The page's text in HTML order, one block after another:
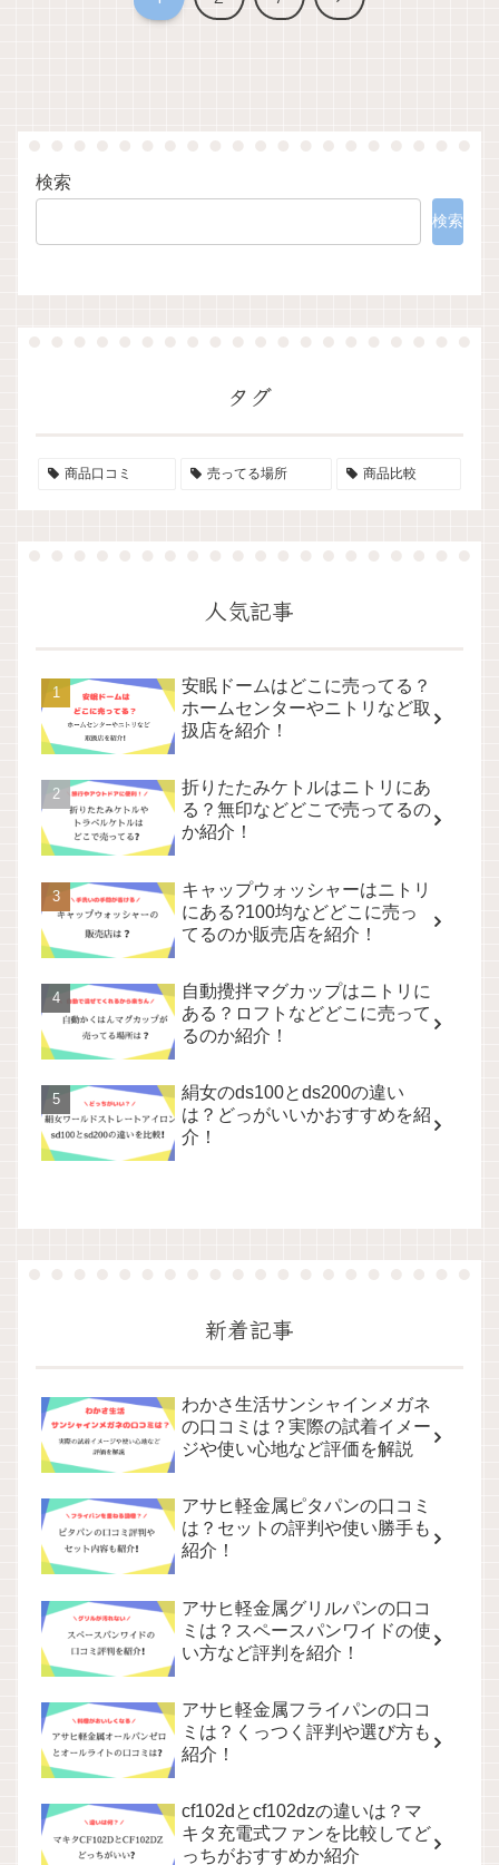
検索
検索
タグ
商品口コミ 売ってる場所 商品比較
人気記事
安眠ドームはどこに売ってる？
ホームセンターやニトリなど取
扱店を紹介！
折りたたみケトルはニトリにあ
る？無印などどこで売ってるの
か紹介！
キャップウォッシャーはニトリ
にある?100均などどこに売っ
てるのか販売店を紹介！
自動攪拌マグカップはニトリに
ある？ロフトなどどこに売って
るのか紹介！
絹女のds100とds200の違い
は？どっがいいかおすすめを紹
介！
新着記事
わかさ生活サンシャインメガネ
の口コミは？実際の試着イメー
ジや使い心地など評価を解説
アサヒ軽金属ピタパンの口コミ
は？セットの評判や使い勝手も
紹介！
アサヒ軽金属グリルパンの口コ
ミは？スペースパンワイドの使
い方など評判を紹介！
アサヒ軽金属フライパンの口コ
ミは？くっつく評判や選び方も
紹介！
cf102dとcf102dzの違いは？マ
キタ充電式ファンを比較してど
っちがおすすめか紹介